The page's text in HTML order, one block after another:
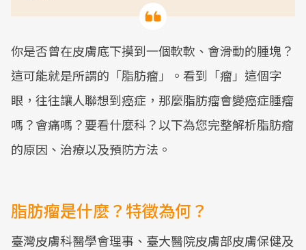
你是否曾在皮膚底下摸到一個軟軟、會滑動的腫塊？
這可能就是所謂的「脂肪瘤」。看到「瘤」這個字
眼，往往讓人聯想到癌症，那麼脂肪瘤會變癌症腫瘤
嗎？會痛嗎？要看什麼科？以下為您完整解析脂肪瘤
的原因、治療以及預防方法。
脂肪瘤是什麼？特徵為何？
臺灣皮膚科醫學會理事、臺大醫院皮膚部皮膚保健及